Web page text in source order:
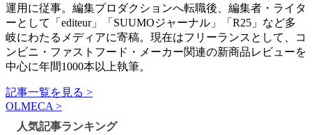
運用に従事。編集プロダクションへ転職後、編集者・ライタ
ーとして「editeur」「SUUMOジャーナル」「R25」など多
岐にわたるメディアに寄稿。現在はフリーランスとして、コ
ンビニ・ファストフード・メーカー関連の新商品レビューを
中心に年間1000本以上執筆。
記事一覧を見る >
OLMECA >
人気記事ランキング